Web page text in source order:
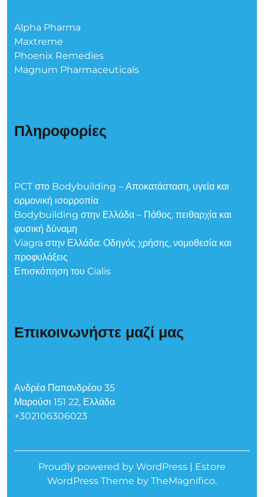
Alpha Pharma
Maxtreme
Phoenix Remedies
Magnum Pharmaceuticals
Πληροφορίες
PCT στο Bodybuilding – Αποκατάσταση, υγεία και
ορμονική ισορροπία
Bodybuilding στην Ελλάδα – Πάθος, πειθαρχία και
φυσική δύναμη
Viagra στην Ελλάδα: Οδηγός χρήσης, νομοθεσία και
προφυλάξεις
Επισκόπηση του Cialis
Επικοινωνήστε μαζί μας
Ανδρέα Παπανδρέου 35
Μαρούσι 151 22, Ελλάδα
+302106306023
Proudly powered by WordPress | Estore
WordPress Theme by TheMagnifico.